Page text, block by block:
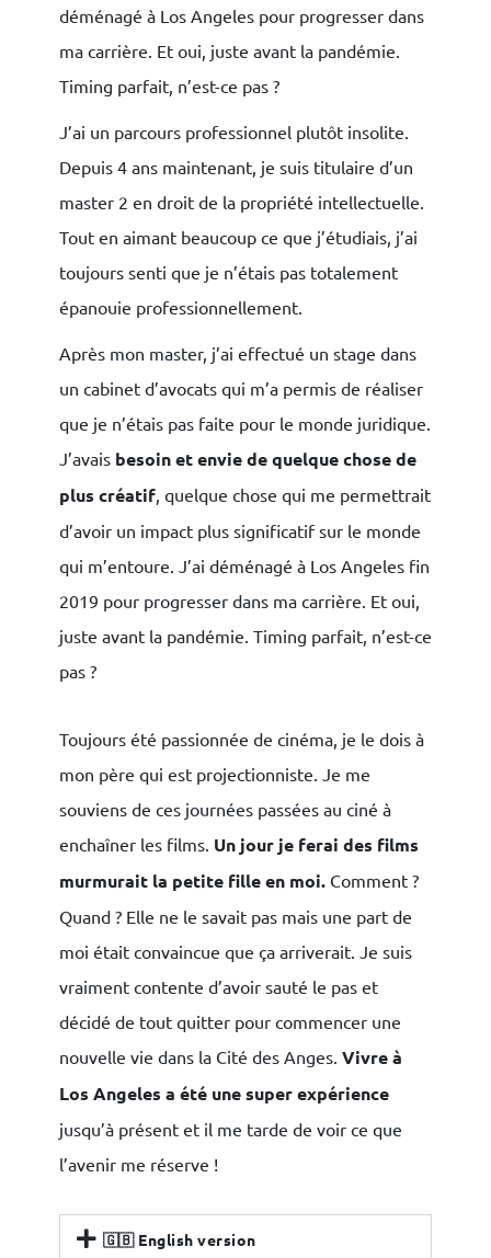
déménagé à Los Angeles pour progresser dans
ma carrière. Et oui, juste avant la pandémie.
Timing parfait, n’est-ce pas ?
J’ai un parcours professionnel plutôt insolite.
Depuis 4 ans maintenant, je suis titulaire d’un
master 2 en droit de la propriété intellectuelle.
Tout en aimant beaucoup ce que j’étudiais, j’ai
toujours senti que je n’étais pas totalement
épanouie professionnellement.
Après mon master, j’ai effectué un stage dans
un cabinet d’avocats qui m’a permis de réaliser
que je n’étais pas faite pour le monde juridique.
J’avais besoin et envie de quelque chose de
plus créatif, quelque chose qui me permettrait
d’avoir un impact plus significatif sur le monde
qui m’entoure. J’ai déménagé à Los Angeles fin
2019 pour progresser dans ma carrière. Et oui,
juste avant la pandémie. Timing parfait, n’est-ce
pas ?
Toujours été passionnée de cinéma, je le dois à
mon père qui est projectionniste. Je me
souviens de ces journées passées au ciné à
enchaîner les films. Un jour je ferai des films
murmurait la petite fille en moi.Comment ?
Quand ? Elle ne le savait pas mais une part de
moi était convaincue que ça arriverait. Je suis
vraiment contente d’avoir sauté le pas et
décidé de tout quitter pour commencer une
nouvelle vie dans la Cité des Anges. Vivre à
Los Angeles a été une super expérience
jusqu’à présent et il me tarde de voir ce que
l’avenir me réserve !
🇬🇧 English version